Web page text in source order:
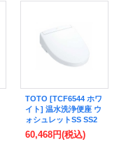
TOTO [TCF6544 ホワ
イト] 温水洗浄便座 ウ
ォシュレットSS SS2
レバー便器洗浄タイプ
60,468円(税込)